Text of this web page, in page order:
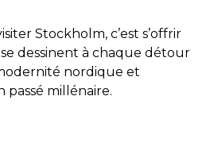
Stockholm, c’est s’offrir
dessinent à chaque détour
nordique et
passé millénaire.